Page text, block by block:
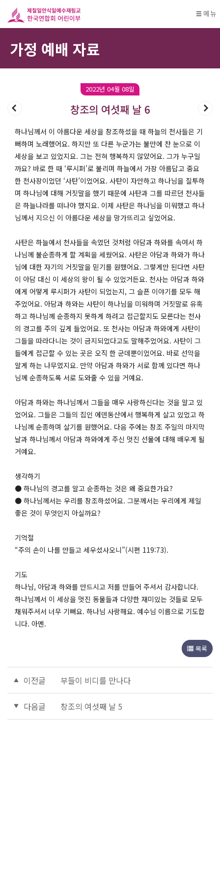
메뉴
가정 예배 자료
2022년 04월 08일
창조의 여섯째 날 6
하나님께서 이 아름다운 세상을 창조하셨을 때 하늘의 천사들은 기
뻐하며 노래했어요. 하지만 또 다른 누군가는 불만에 찬 눈으로 이
세상을 보고 있었지요. 그는 전혀 행복하지 않았어요. 그가 누구일
까요? 바로 한 때 ‘루시퍼’로 불리며 하늘에서 가장 아름답고 중요
한 천사장이었던 ‘사탄’이었어요. 사탄이 자만하고 하나님을 질투하
며 하나님에 대해 거짓말을 했기 때문에 사탄과 그를 따르던 천사들
은 하늘나라를 떠나야 했지요. 이제 사탄은 하나님을 미워했고 하나
님께서 지으신 이 아름다운 세상을 망가뜨리고 싶었어요.
사탄은 하늘에서 천사들을 속였던 것처럼 아담과 하와를 속여서 하
나님께 불순종하게 할 계획을 세웠어요. 사탄은 아담과 하와가 하나
님에 대한 자기의 거짓말을 믿기를 원했어요. 그렇게만 된다면 사탄
이 아담 대신 이 세상의 왕이 될 수 있었거든요. 천사는 아담과 하와
에게 어떻게 루시퍼가 사탄이 되었는지, 그 슬픈 이야기를 모두 해
주었어요. 아담과 하와는 사탄이 하나님을 미워하며 거짓말로 유혹
하고 하나님께 순종하지 못하게 하려고 접근할지도 모른다는 천사
의 경고를 주의 깊게 들었어요. 또 천사는 아담과 하와에게 사탄이
그들을 따라다니는 것이 금지되었다고도 말해주었어요. 사탄이 그
들에게 접근할 수 있는 곳은 오직 한 군데뿐이었어요. 바로 선악을
알게 하는 나무였지요. 만약 아담과 하와가 서로 함께 있다면 하나
님께 순종하도록 서로 도와줄 수 있을 거예요.
아담과 하와는 하나님께서 그들을 매우 사랑하신다는 것을 알고 있
었어요. 그들은 그들의 집인 에덴동산에서 행복하게 살고 있었고 하
나님께 순종하며 살기를 원했어요. 다음 주에는 창조 주일의 마지막
날과 하나님께서 아담과 하와에게 주신 멋진 선물에 대해 배우게 될
거예요.
생각하기
● 하나님의 경고를 알고 순종하는 것은 왜 중요한가요?
● 하나님께서는 우리를 창조하셨어요. 그분께서는 우리에게 제일
좋은 것이 무엇인지 아실까요?
기억절
“주의 손이 나를 만들고 세우셨사오니”(시편 119:73).
기도
하나님, 아담과 하와를 만드시고 저를 만들어 주셔서 감사합니다.
하나님께서 이 세상을 멋진 동물들과 다양한 재미있는 것들로 모두
채워주셔서 너무 기뻐요. 하나님 사랑해요. 예수님 이름으로 기도합
니다. 아멘.
목록
이전글 부들이 비디를 만나다
다음글 창조의 여섯째 날 5